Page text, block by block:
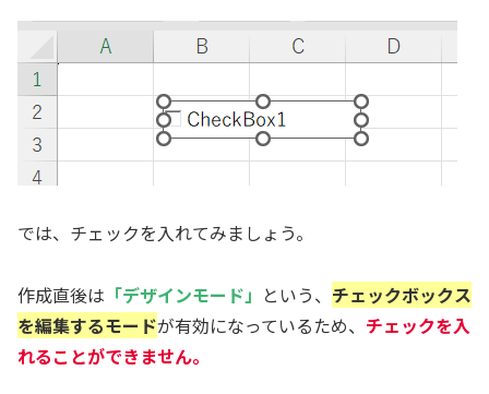
では、チェックを入れてみましょう。
作成直後は 「デザインモード」 という、 チェックボックス
を編集するモードが有効になっているため、 チェックを入
れることができません。